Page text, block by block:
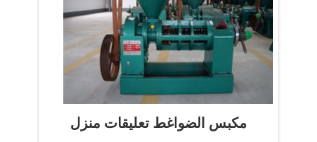
مكبس الضواغط تعليقات منزل